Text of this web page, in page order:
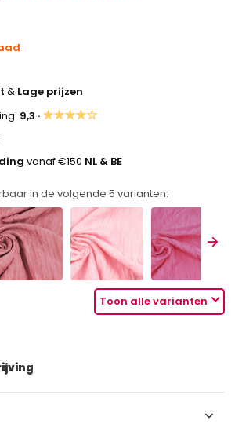
& Lage prijzen
9,3 ·★★★★☆
vanaf €150 NL & BE
in de volgende5 varianten:
Toon alle varianten